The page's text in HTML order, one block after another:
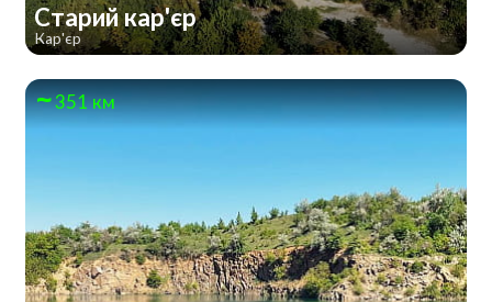
Старий кар'єр
Кар'єр
351 км